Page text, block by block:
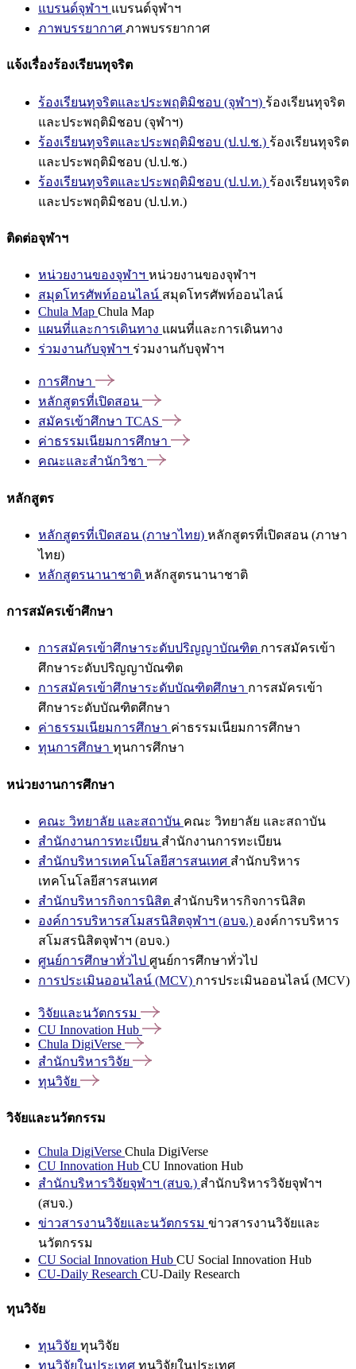
แบรนด์จุฬาฯ แบรนด์จุฬาฯ
ภาพบรรยากาศ ภาพบรรยากาศ
แจ้งเรื่องร้องเรียนทุจริต
ร้องเรียนทุจริตและประพฤติมิชอบ (จุฬาฯ) ร้องเรียนทุจริต
และประพฤติมิชอบ (จุฬาฯ)
ร้องเรียนทุจริตและประพฤติมิชอบ (ป.ป.ช.) ร้องเรียนทุจริต
และประพฤติมิชอบ (ป.ป.ช.)
ร้องเรียนทุจริตและประพฤติมิชอบ (ป.ป.ท.) ร้องเรียนทุจริต
และประพฤติมิชอบ (ป.ป.ท.)
ติดต่อจุฬาฯ
หน่วยงานของจุฬาฯ หน่วยงานของจุฬาฯ
สมุดโทรศัพท์ออนไลน์ สมุดโทรศัพท์ออนไลน์
Chula Map Chula Map
แผนที่และการเดินทาง แผนที่และการเดินทาง
ร่วมงานกับจุฬาฯ ร่วมงานกับจุฬาฯ
การศึกษา
หลักสูตรที่เปิดสอน
สมัครเข้าศึกษา TCAS
ค่าธรรมเนียมการศึกษา
คณะและสำนักวิชา
หลักสูตร
หลักสูตรที่เปิดสอน (ภาษาไทย) หลักสูตรที่เปิดสอน (ภาษา
ไทย)
หลักสูตรนานาชาติ หลักสูตรนานาชาติ
การสมัครเข้าศึกษา
การสมัครเข้าศึกษาระดับปริญญาบัณฑิต การสมัครเข้า
ศึกษาระดับปริญญาบัณฑิต
การสมัครเข้าศึกษาระดับบัณฑิตศึกษา การสมัครเข้า
ศึกษาระดับบัณฑิตศึกษา
ค่าธรรมเนียมการศึกษา ค่าธรรมเนียมการศึกษา
ทุนการศึกษา ทุนการศึกษา
หน่วยงานการศึกษา
คณะ วิทยาลัย และสถาบัน คณะ วิทยาลัย และสถาบัน
สำนักงานการทะเบียน สำนักงานการทะเบียน
สำนักบริหารเทคโนโลยีสารสนเทศ สำนักบริหาร
เทคโนโลยีสารสนเทศ
สำนักบริหารกิจการนิสิต สำนักบริหารกิจการนิสิต
องค์การบริหารสโมสรนิสิตจุฬาฯ (อบจ.) องค์การบริหาร
สโมสรนิสิตจุฬาฯ (อบจ.)
ศูนย์การศึกษาทั่วไป ศูนย์การศึกษาทั่วไป
การประเมินออนไลน์ (MCV) การประเมินออนไลน์ (MCV)
วิจัยและนวัตกรรม
CU Innovation Hub
Chula DigiVerse
สำนักบริหารวิจัย
ทุนวิจัย
วิจัยและนวัตกรรม
Chula DigiVerse Chula DigiVerse
CU Innovation Hub CU Innovation Hub
สำนักบริหารวิจัยจุฬาฯ (สบจ.) สำนักบริหารวิจัยจุฬาฯ
(สบจ.)
ข่าวสารงานวิจัยและนวัตกรรม ข่าวสารงานวิจัยและ
นวัตกรรม
CU Social Innovation Hub CU Social Innovation Hub
CU-Daily Research CU-Daily Research
ทุนวิจัย
ทุนวิจัย ทุนวิจัย
ทุนวิจัยในประเทศ ทุนวิจัยในประเทศ